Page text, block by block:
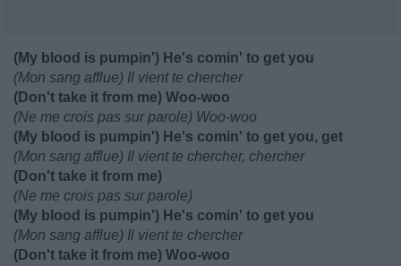
(My blood is pumpin') He's comin' to get you
(Mon sang afflue) Il vient te chercher
(Don't take it from me) Woo-woo
(Ne me crois pas sur parole) Woo-woo
(My blood is pumpin') He's comin' to get you, get
(Mon sang afflue) Il vient te chercher, chercher
(Don't take it from me)
(Ne me crois pas sur parole)
(My blood is pumpin') He's comin' to get you
(Mon sang afflue) Il vient te chercher
(Don't take it from me) Woo-woo